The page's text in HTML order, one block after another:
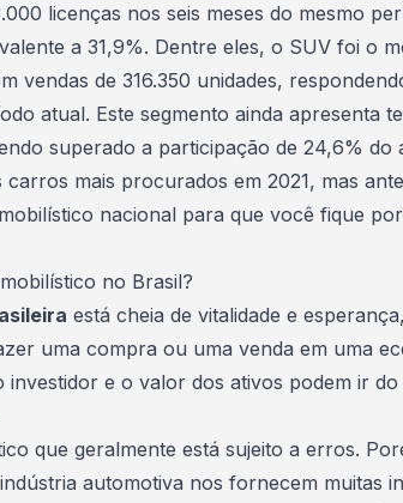
licenças nos seis meses do mesmo
a 31,9%. Dentre eles, o SUV foi o
vendas de 316.350 unidades,
atual. Este segmento ainda apresenta
superado a participação de 24,6% do
carros mais procurados em 2021, mas
nacional para que você fique
no Brasil?
está cheia de vitalidade e
uma compra ou uma venda em uma
e o valor dos ativos podem ir
que geralmente está sujeito a erros.
automotiva nos fornecem muitas